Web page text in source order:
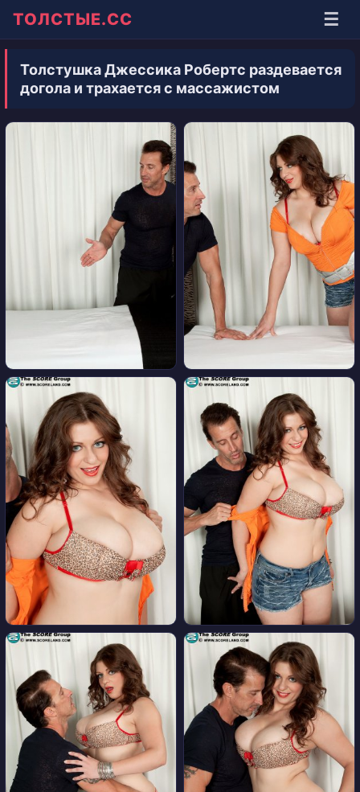
ТОЛСТЫЕ.СС ☰
Толстушка Джессика Робертс раздевается
догола и трахается с массажистом